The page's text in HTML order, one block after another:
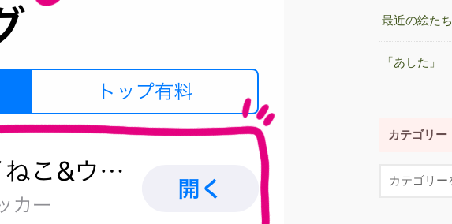
最近の絵たち
「あした」
カテゴリー